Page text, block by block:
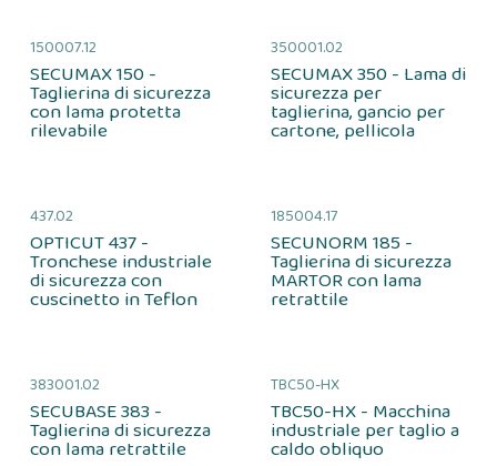
150007.12
SECUMAX 150 -
Taglierina di sicurezza
con lama protetta
rilevabile
350001.02
SECUMAX 350 - Lama di
sicurezza per
taglierina, gancio per
cartone, pellicola
437.02
OPTICUT 437 -
Tronchese industriale
di sicurezza con
cuscinetto in Teflon
185004.17
SECUNORM 185 -
Taglierina di sicurezza
MARTOR con lama
retrattile
383001.02
SECUBASE 383 -
Taglierina di sicurezza
con lama retrattile
TBC50-HX
TBC50-HX - Macchina
industriale per taglio a
caldo obliquo